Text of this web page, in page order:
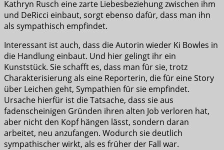
Kathryn Rusch eine zarte Liebesbeziehung zwischen ihm
und DeRicci einbaut, sorgt ebenso dafür, dass man ihn
als sympathisch empfindet.
Interessant ist auch, dass die Autorin wieder Ki Bowles in
die Handlung einbaut. Und hier gelingt ihr ein
Kunststück. Sie schafft es, dass man für sie, trotz
Charakterisierung als eine Reporterin, die für eine Story
über Leichen geht, Sympathien für sie empfindet.
Ursache hierfür ist die Tatsache, dass sie aus
fadenscheinigen Gründen ihren alten Job verloren hat,
aber nicht den Kopf hängen lässt, sondern daran
arbeitet, neu anzufangen. Wodurch sie deutlich
sympathischer wirkt, als es früher der Fall war.